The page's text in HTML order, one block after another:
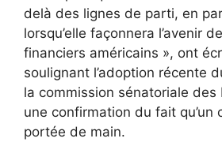
delà des lignes de parti, en
lorsqu’elle façonnera l’avenir
financiers américains », ont
soulignant l’adoption récente
la commission sénatoriale des
une confirmation du fait qu’un
portée de main.